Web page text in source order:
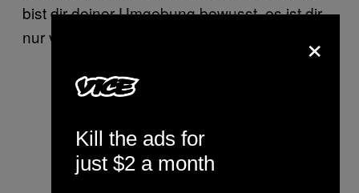
bist dir deiner Umgebung bewusst, es ist dir
nur völlig egal, was passiert.
×
Kill the ads for
just $2 a month